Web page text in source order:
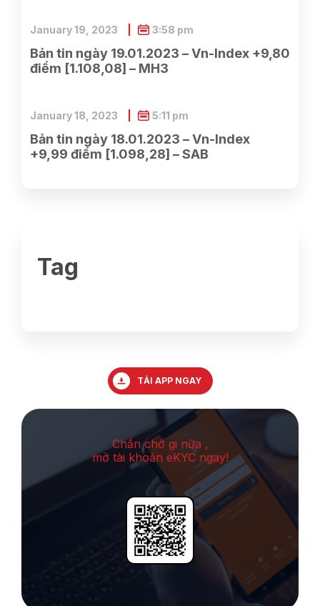
Bản tin ngày 19.01.2023 – Vn-Index +9,80
điểm [1.108,08] – MH3
January 19, 2023 3:58 pm
Bản tin ngày 18.01.2023 – Vn-Index
+9,99 điểm [1.098,28] – SAB
January 18, 2023 5:11 pm
Tag
TẢI APP NGAY
Chần chờ gi nữa ,
mở tài khoản eKYC ngay!